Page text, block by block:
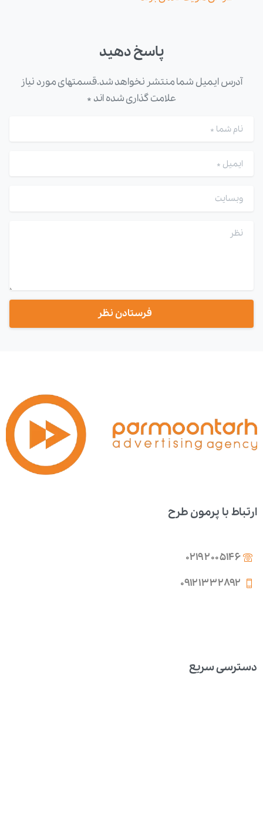
پاسخ دهید
آدرس ایمیل شما منتشر نخواهد شد.قسمتهای مورد نیاز
علامت گذاری شده اند *
نام شما
ایمیل *
وبسایت
نظر
ارتباط با پرمون طرح
02192005146
۰۹۱۲۱۳۳۲۸۹۲
دسترسی سریع